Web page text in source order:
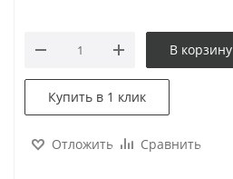
В корзину
Купить в 1 клик
Отложить Сравнить